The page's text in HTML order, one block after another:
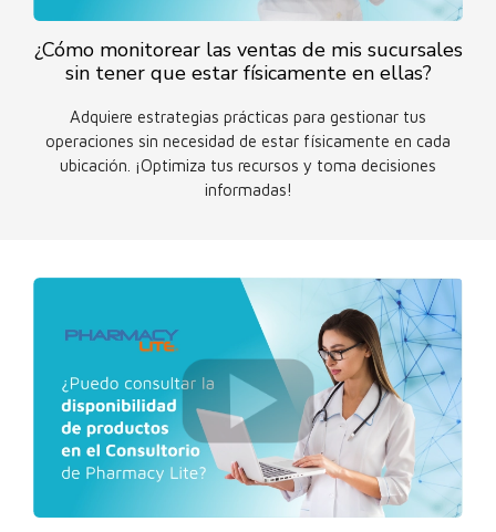
¿Cómo monitorear las ventas de mis sucursales
sin tener que estar físicamente en ellas?
Adquiere estrategias prácticas para gestionar tus
operaciones sin necesidad de estar físicamente en cada
ubicación. ¡Optimiza tus recursos y toma decisiones
informadas!